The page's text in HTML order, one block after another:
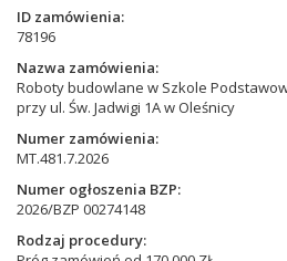
ID zamówienia
78196
Nazwa zamówienia
Roboty budowlane w Szkole
przy ul. Św. Jadwigi 1A w Oleśnicy
Numer zamówienia
MT.481.7.2026
Numer ogłoszenia BZP
2026/BZP 00274148
Rodzaj procedury